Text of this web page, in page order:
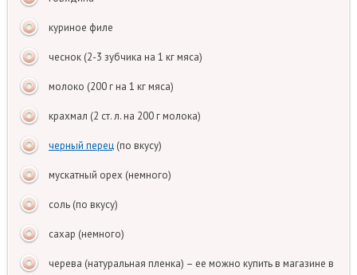
куриное филе
чеснок (2-3 зубчика на 1 кг мяса)
молоко (200 г на 1 кг мяса)
крахмал (2 ст. л. на 200 г молока)
черный перец (по вкусу)
мускатный орех (немного)
соль (по вкусу)
сахар (немного)
черева (натуральная пленка) – ее можно купить в магазине в